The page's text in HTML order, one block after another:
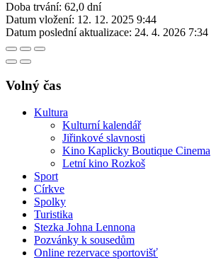
Doba trvání: 62,0 dní
Datum vložení: 12. 12. 2025 9:44
Datum poslední aktualizace: 24. 4. 2026 7:34
Volný čas
Kultura
Kulturní kalendář
Jiřinkové slavnosti
Kino Kaplicky Boutique Cinema
Letní kino Rozkoš
Sport
Církve
Spolky
Turistika
Stezka Johna Lennona
Pozvánky k sousedům
Online rezervace sportovišť